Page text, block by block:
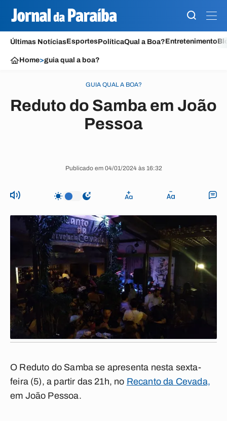
Últimas NotíciasEsportesPolíticaQual a Boa?Entretenimento
Home>guia qual a boa?
GUIA QUAL A BOA?
Reduto do Samba em João
Pessoa
Publicado em 04/01/2024 às 16:32
O Reduto do Samba se apresenta nesta sexta-
feira (5), a partir das 21h, no Recanto da Cevada,
em João Pessoa.